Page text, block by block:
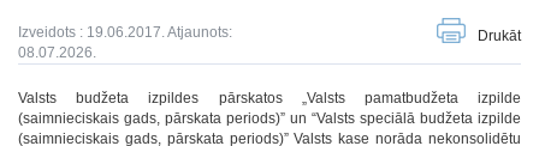
Izveidots : 19.06.2017. Atjaunots:
08.07.2026.
Drukāt
Valsts budžeta izpildes pārskatos „Valsts pamatbudžeta izpilde
(saimnieciskais gads, pārskata periods)” un “Valsts speciālā budžeta izpilde
(saimnieciskais gads, pārskata periods)” Valsts kase norāda nekonsolidētu